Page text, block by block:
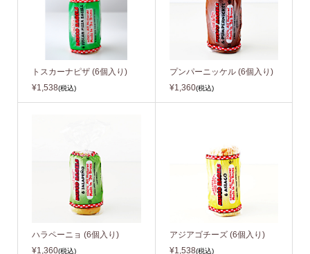
トスカーナピザ (6個入り)
¥1,538(税込)
プンパーニッケル (6個入り)
¥1,360(税込)
ハラペーニョ (6個入り)
¥1,360(税込)
アジアゴチーズ (6個入り)
¥1,538(税込)